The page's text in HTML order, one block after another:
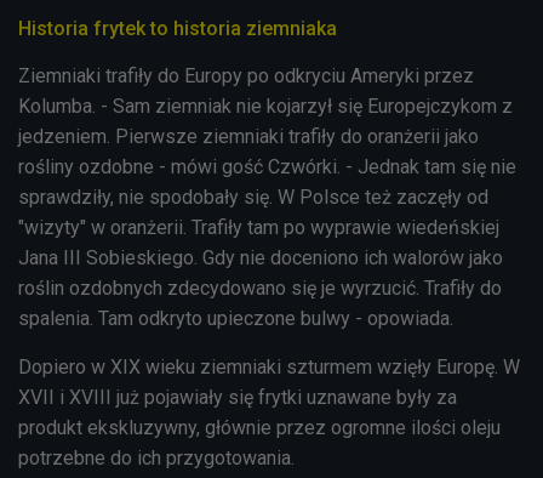
Historia frytek to historia ziemniaka
Ziemniaki trafiły do Europy po odkryciu Ameryki przez
Kolumba. - Sam ziemniak nie kojarzył się Europejczykom z
jedzeniem. Pierwsze ziemniaki trafiły do oranżerii jako
rośliny ozdobne - mówi gość Czwórki. - Jednak tam się nie
sprawdziły, nie spodobały się. W Polsce też zaczęły od
"wizyty" w oranżerii. Trafiły tam po wyprawie wiedeńskiej
Jana III Sobieskiego. Gdy nie doceniono ich walorów jako
roślin ozdobnych zdecydowano się je wyrzucić. Trafiły do
spalenia. Tam odkryto upieczone bulwy - opowiada.
Dopiero w XIX wieku ziemniaki szturmem wzięły Europę. W
XVII i XVIII już pojawiały się frytki uznawane były za
produkt ekskluzywny, głównie przez ogromne ilości oleju
potrzebne do ich przygotowania.